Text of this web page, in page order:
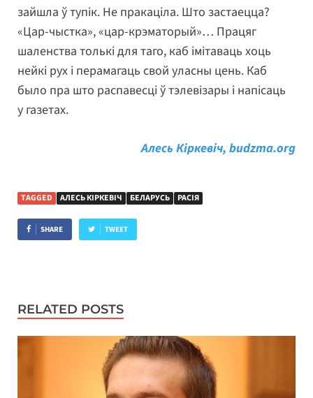
зайшла ў тупік. Не пракаціла. Што застаецца?
«Цар-чыстка», «цар-крэматорый»… Працяг
шаленства толькі для таго, каб імітаваць хоць
нейкі рух і перамагаць свой уласны цень. Каб
было пра што распавесці ў тэлевізары і напісаць
у газетах.
Алесь Кіркевіч, budzma.org
TAGGED АЛЕСЬ КІРКЕВІЧ БЕЛАРУСЬ РАСІЯ
SHARE TWEET
RELATED POSTS